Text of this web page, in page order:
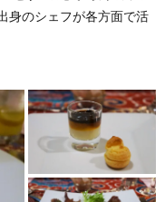
身のシェフが各方面で活